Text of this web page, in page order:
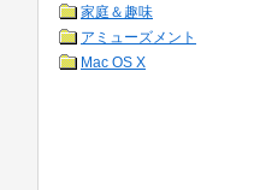
家庭＆趣味
アミューズメント
Mac OS X